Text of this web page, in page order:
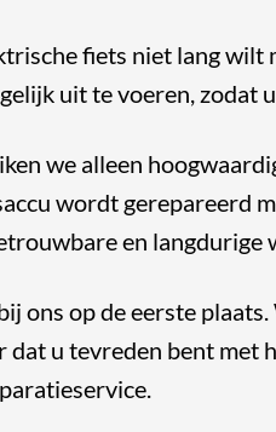
fiets niet lang wilt
uit te voeren, zodat
we alleen
wordt gerepareerd
en langdurige
ons op de eerste
u tevreden bent met